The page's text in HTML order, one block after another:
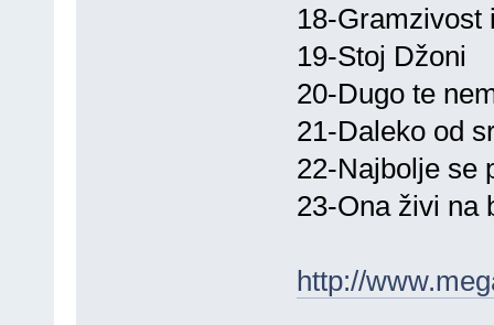
18-Gramzivost
19-Stoj Džoni
20-Dugo te
21-Daleko od
22-Najbolje se
23-Ona živi na
http://